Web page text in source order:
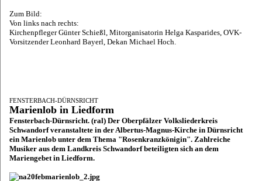
Zum Bild:
Von links nach rechts:
Kirchenpfleger Günter Schießl, Mitorganisatorin Helga Kasparides, OVK-
Vorsitzender Leonhard Bayerl, Dekan Michael Hoch.
FENSTERBACH-DÜRNSRICHT
Marienlob in Liedform
Fensterbach-Dürnsricht. (ral) Der Oberpfälzer Volksliederkreis
Schwandorf veranstaltete in der Albertus-Magnus-Kirche in Dürnsricht
ein Marienlob unter dem Thema "Rosenkranzkönigin". Zahlreiche
Musiker aus dem Landkreis Schwandorf beteiligten sich an dem
Mariengebet in Liedform.